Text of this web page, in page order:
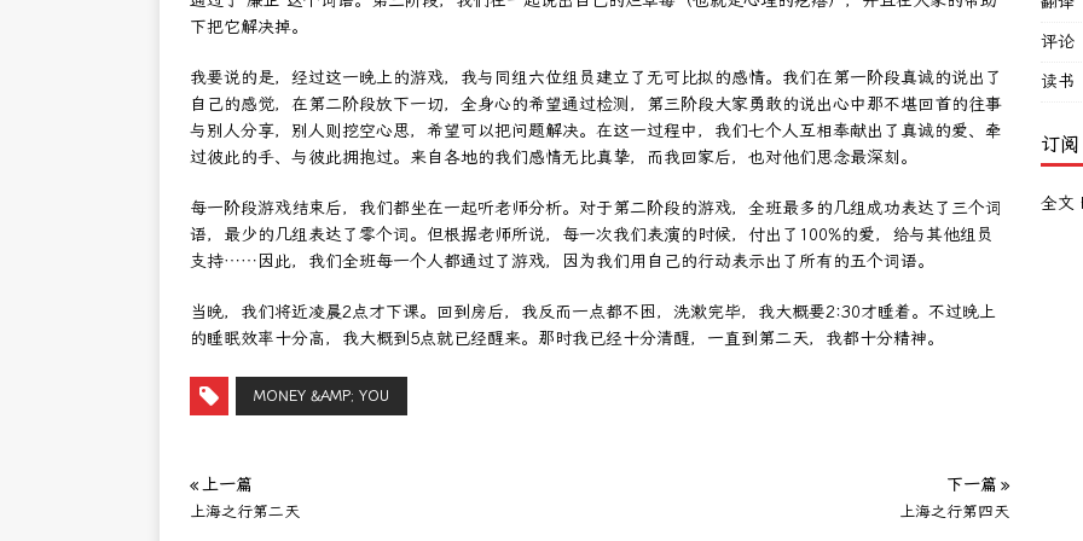
下把它解决掉。
我要说的是，经过这一晚上的游戏，我与同组六位组员建立了无可比拟的感情。我们在第一阶段真诚的说出了
自己的感觉，在第二阶段放下一切，全身心的希望通过检测，第三阶段大家勇敢的说出心中那不堪回首的往事
与别人分享，别人则挖空心思，希望可以把问题解决。在这一过程中，我们七个人互相奉献出了真诚的爱、牵
过彼此的手、与彼此拥抱过。来自各地的我们感情无比真挚，而我回家后，也对他们思念最深刻。
每一阶段游戏结束后，我们都坐在一起听老师分析。对于第二阶段的游戏，全班最多的几组成功表达了三个词
语，最少的几组表达了零个词。但根据老师所说，每一次我们表演的时候，付出了100%的爱，给与其他组员
支持……因此，我们全班每一个人都通过了游戏，因为我们用自己的行动表示出了所有的五个词语。
当晚，我们将近凌晨2点才下课。回到房后，我反而一点都不困，洗漱完毕，我大概要2:30才睡着。不过晚上
的睡眠效率十分高，我大概到5点就已经醒来。那时我已经十分清醒，一直到第二天，我都十分精神。
MONEY &AMP; YOU
« 上一篇
上海之行第二天
下一篇 »
上海之行第四天
评论
读书
订阅
全文